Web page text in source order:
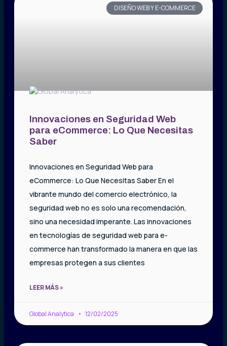
DISEÑO WEB Y E-COMMERCE
Innovaciones en Seguridad Web
para eCommerce: Lo Que Necesitas
Saber
Innovaciones en Seguridad Web para
eCommerce: Lo Que Necesitas Saber En el
vibrante mundo del comercio electrónico, la
seguridad web no es solo una recomendación,
sino una necesidad imperante. Las innovaciones
en tecnologías de seguridad web para e-
commerce han transformado la manera en que las
empresas protegen a sus clientes
LEER MÁS »
Global Analytica 12/02/2025